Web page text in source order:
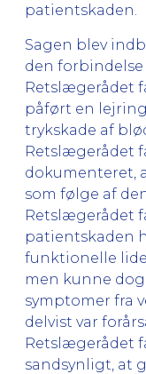
patientskaden.
Sagen blev
den
Retslægerådet
påført en
trykskade af
Retslægerådet
dokumenteret,
som følge af
Retslægerådet
patientskaden
funktionelle
men kunne
symptomer fra
delvist var
Retslægerådet
sandsynligt, at